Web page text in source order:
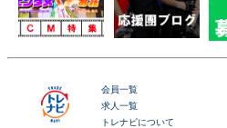
会員一覧
求人一覧
トレナビについて